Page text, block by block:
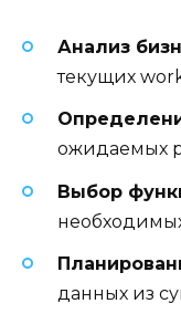
Анализ
текущих
ожидаемых
Выбор
данных из